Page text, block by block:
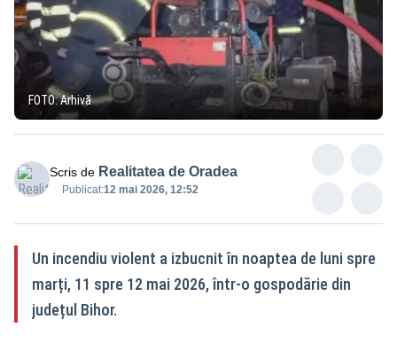
FOTO: Arhivă
Scris de Realitatea de Oradea
Publicat:12 mai 2026, 12:52
Un incendiu violent a izbucnit în noaptea de luni spre
marți, 11 spre 12 mai 2026, într-o gospodărie din
județul Bihor.